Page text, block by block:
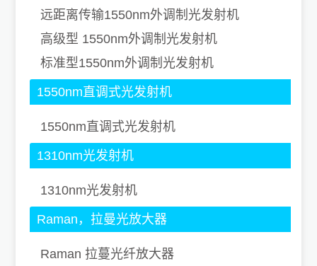
远距离传输1550nm外调制光发射机
高级型 1550nm外调制光发射机
标准型1550nm外调制光发射机
1550nm直调式光发射机
1550nm直调式光发射机
1310nm光发射机
1310nm光发射机
Raman，拉曼光放大器
Raman 拉蔓光纤放大器